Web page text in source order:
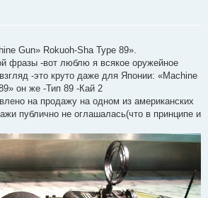
Gun» Rokuoh-Sha Type 89».
фразы -вот люблю я всякое оружейное
-это круто даже для Японии: «Machine
он же -Тип 89 -Кай 2
на продажу на одном из американских
публично не оглашалась(что в принципе и